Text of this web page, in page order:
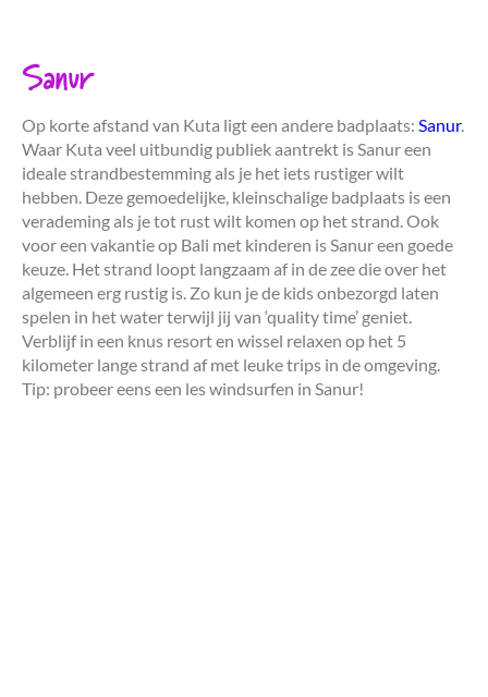
Sanur
Op korte afstand van Kuta ligt een andere badplaats: Sanur.
Waar Kuta veel uitbundig publiek aantrekt is Sanur een
ideale strandbestemming als je het iets rustiger wilt
hebben. Deze gemoedelijke, kleinschalige badplaats is een
verademing als je tot rust wilt komen op het strand. Ook
voor een vakantie op Bali met kinderen is Sanur een goede
keuze. Het strand loopt langzaam af in de zee die over het
algemeen erg rustig is. Zo kun je de kids onbezorgd laten
spelen in het water terwijl jij van ‘quality time’ geniet.
Verblijf in een knus resort en wissel relaxen op het 5
kilometer lange strand af met leuke trips in de omgeving.
Tip: probeer eens een les windsurfen in Sanur!